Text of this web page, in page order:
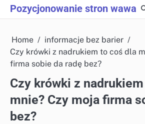
Skip
to
Pozycjonowanie stron wawa
Home
informacje bez barier
Czy krówki z nadrukiem to coś dla
firma sobie da radę bez?
Czy krówki z
mnie? Czy moja firma
bez?